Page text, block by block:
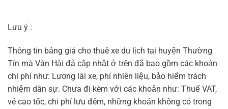
Lưu ý :
Thông tin bảng giá cho thuê xe du lịch tại huyện Thường
Tín mà Vân Hải đã cập nhật ở trên đã bao gồm các khoản
chi phí như: Lương lái xe, phí nhiên liệu, bảo hiểm trách
nhiệm dân sự. Chưa đi kèm với các khoản như: Thuế VAT,
vé cao tốc, chi phí lưu đêm, những khoản không có trong